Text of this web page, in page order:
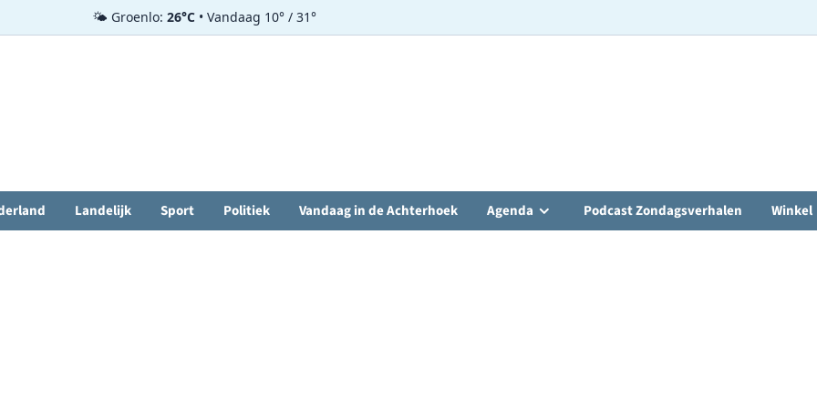
🌤️ Groenlo: 26°C • Vandaag 10° / 31°
Landelijk Sport Politiek Vandaag in de Achterhoek Agenda Podcast Zondagsverhalen Winkel